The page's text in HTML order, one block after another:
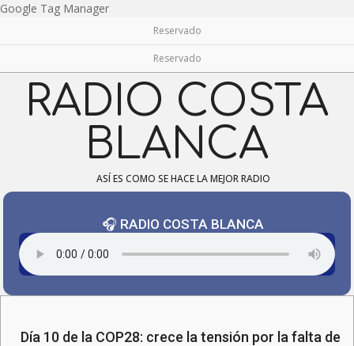
Google Tag ManagerSkip
content
Reservado
Reservado
RADIO COSTA
BLANCA
ASÍ ES COMO SE HACE LA MEJOR RADIO
🎧 RADIO COSTA BLANCA
Día 10 de la COP28: crece la tensión por la falta de